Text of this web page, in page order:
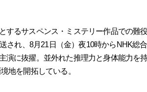
するサスペンス・ミステリー作品での難
され、8月21日（金）夜10時からNHK総
演に抜擢。並外れた推理力と身体能力を
地を開拓している。